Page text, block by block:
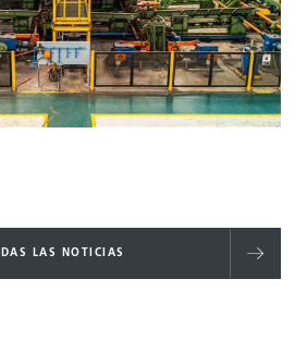
LAS NOTICIAS